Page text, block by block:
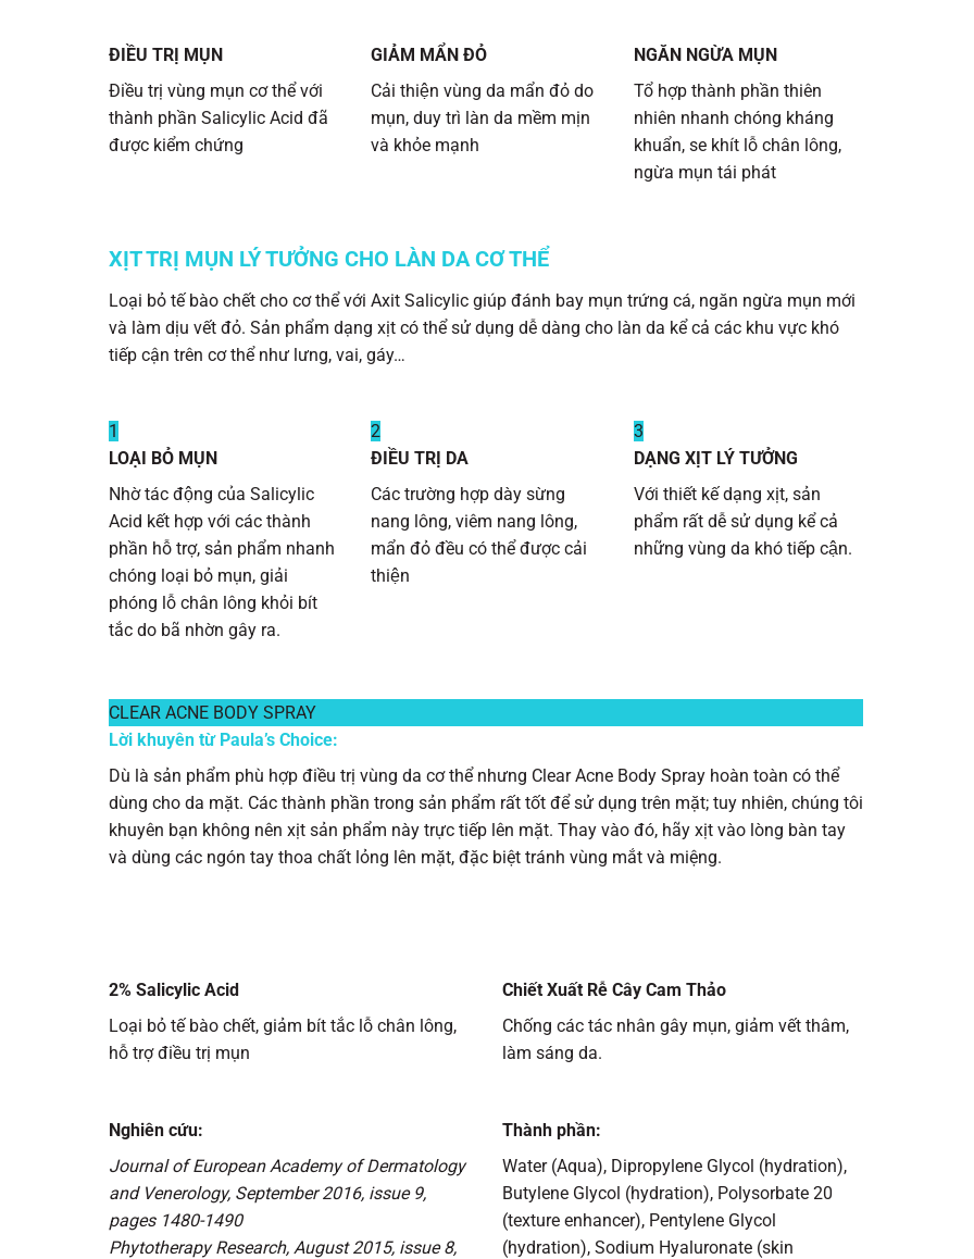
ĐIỀU TRỊ MỤN
Điều trị vùng mụn cơ thể với
thành phần Salicylic Acid đã
được kiểm chứng
GIẢM MẨN ĐỎ
Cải thiện vùng da mẩn đỏ do
mụn, duy trì làn da mềm mịn
và khỏe mạnh
NGĂN NGỪA MỤN
Tổ hợp thành phần thiên
nhiên nhanh chóng kháng
khuẩn, se khít lỗ chân lông,
ngừa mụn tái phát
XỊT TRỊ MỤN LÝ TƯỞNG CHO LÀN DA CƠ THỂ
Loại bỏ tế bào chết cho cơ thể với Axit Salicylic giúp đánh bay mụn trứng cá, ngăn ngừa mụn mới
và làm dịu vết đỏ. Sản phẩm dạng xịt có thể sử dụng dễ dàng cho làn da kể cả các khu vực khó
tiếp cận trên cơ thể như lưng, vai, gáy…
1
LOẠI BỎ MỤN
Nhờ tác động của Salicylic
Acid kết hợp với các thành
phần hỗ trợ, sản phẩm nhanh
chóng loại bỏ mụn, giải
phóng lỗ chân lông khỏi bít
tắc do bã nhờn gây ra.
2
ĐIỀU TRỊ DA
Các trường hợp dày sừng
nang lông, viêm nang lông,
mẩn đỏ đều có thể được cải
thiện
3
DẠNG XỊT LÝ TƯỞNG
Với thiết kế dạng xịt, sản
phẩm rất dễ sử dụng kể cả
những vùng da khó tiếp cận.
CLEAR ACNE BODY SPRAY
Lời khuyên từ Paula’s Choice:
Dù là sản phẩm phù hợp điều trị vùng da cơ thể nhưng Clear Acne Body Spray hoàn toàn có thể
dùng cho da mặt. Các thành phần trong sản phẩm rất tốt để sử dụng trên mặt; tuy nhiên, chúng tôi
khuyên bạn không nên xịt sản phẩm này trực tiếp lên mặt. Thay vào đó, hãy xịt vào lòng bàn tay
và dùng các ngón tay thoa chất lỏng lên mặt, đặc biệt tránh vùng mắt và miệng.
2% Salicylic Acid
Loại bỏ tế bào chết, giảm bít tắc lỗ chân lông,
hỗ trợ điều trị mụn
Chiết Xuất Rễ Cây Cam Thảo
Chống các tác nhân gây mụn, giảm vết thâm,
làm sáng da.
Nghiên cứu:
Journal of European Academy of Dermatology
and Venerology, September 2016, issue 9,
pages 1480-1490
Phytotherapy Research, August 2015, issue 8,
Thành phần:
Water (Aqua), Dipropylene Glycol (hydration),
Butylene Glycol (hydration), Polysorbate 20
(texture enhancer), Pentylene Glycol
(hydration), Sodium Hyaluronate (skin